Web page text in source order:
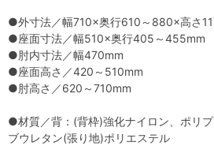
●外寸法／幅710×奥行610～880×高さ
●座面寸法／幅510×奥行405～455mm
●肘内寸法／幅470mm
●座面高さ／420～510mm
●肘高さ／620～710mm
●材質／背：(背枠)強化ナイロン、ポリ
ブウレタン(張り地)ポリエステル